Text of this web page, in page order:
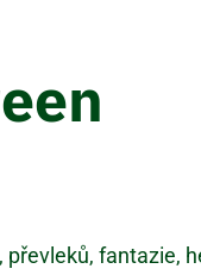
převleků, fantazie,